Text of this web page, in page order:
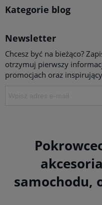
Kategorie blog
Newsletter
Chcesz być na bieżąco?
otrzymuj pierwszy
promocjach oraz
samochodu,